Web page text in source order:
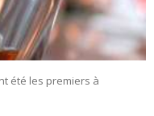
été les premiers à